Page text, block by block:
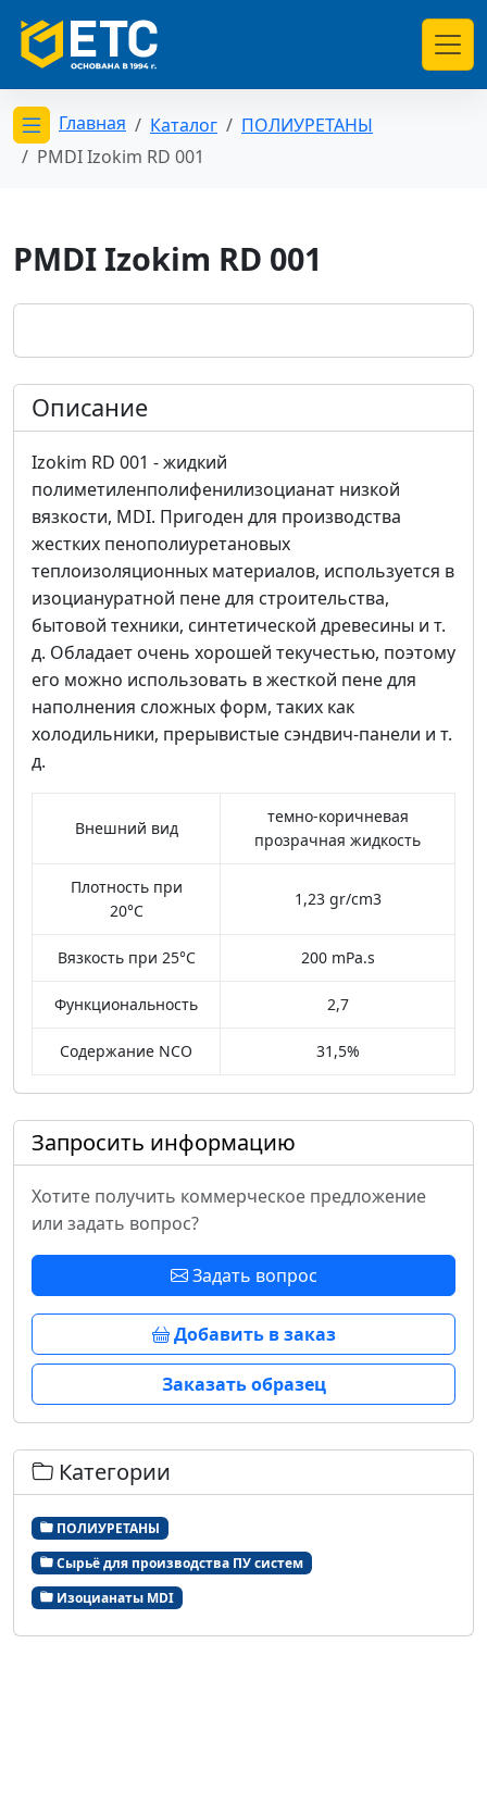
Открыть меню категорий
Главная Каталог
ПОЛИУРЕТАНЫ
PMDI Izokim RD 001
PMDI Izokim RD 001
Описание
Izokim RD 001 - жидкий
полиметиленполифенилизоцианат низкой
вязкости, MDI. Пригоден для производства
жестких пенополиуретановых
теплоизоляционных материалов, используется в
изоциануратной пене для строительства,
бытовой техники, синтетической древесины и т.
д. Обладает очень хорошей текучестью, поэтому
его можно использовать в жесткой пене для
наполнения сложных форм, таких как
холодильники, прерывистые сэндвич-панели и т.
д.
Внешний вид
темно-коричневая
прозрачная жидкость
Плотность при
20°C
1,23 gr/cm3
Вязкость при 25°C 200 mPa.s
Функциональность 2,7
Содержание NCO 31,5%
Запросить информацию
Хотите получить коммерческое предложение
или задать вопрос?
Задать вопрос
Добавить в заказ
Заказать образец
Категории
ПОЛИУРЕТАНЫ
Сырьё для производства ПУ систем
Изоцианаты MDI